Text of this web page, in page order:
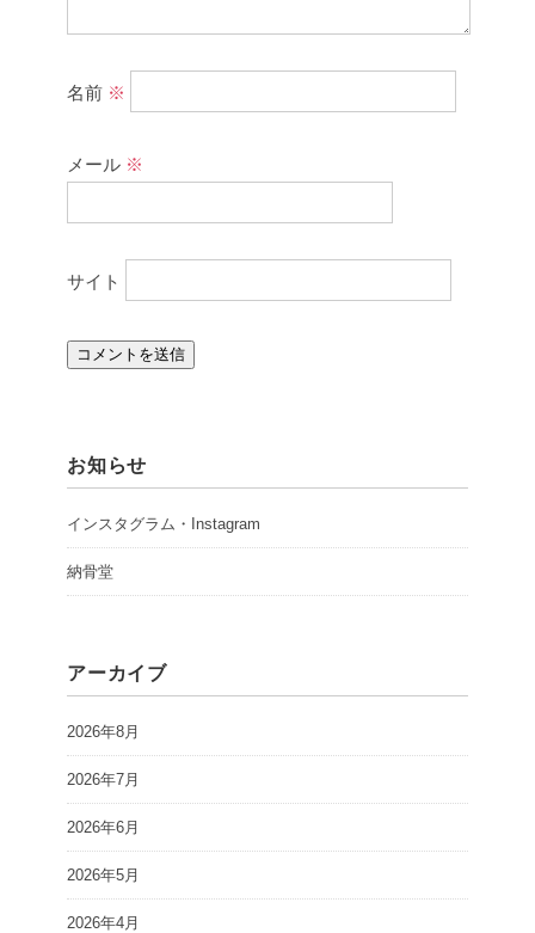
名前 ※
メール ※
サイト
お知らせ
インスタグラム・Instagram
納骨堂
アーカイブ
2026年8月
2026年7月
2026年6月
2026年5月
2026年4月